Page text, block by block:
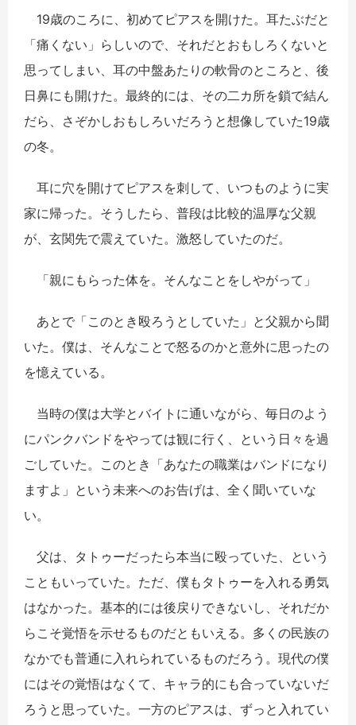
19歳のころに、初めてピアスを開けた。耳たぶだと
「痛くない」らしいので、それだとおもしろくないと
思ってしまい、耳の中盤あたりの軟骨のところと、後
日鼻にも開けた。最終的には、その二カ所を鎖で結ん
だら、さぞかしおもしろいだろうと想像していた19歳
の冬。
耳に穴を開けてピアスを刺して、いつものように実
家に帰った。そうしたら、普段は比較的温厚な父親
が、玄関先で震えていた。激怒していたのだ。
「親にもらった体を。そんなことをしやがって」
あとで「このとき殴ろうとしていた」と父親から聞
いた。僕は、そんなことで怒るのかと意外に思ったの
を憶えている。
当時の僕は大学とバイトに通いながら、毎日のよう
にパンクバンドをやっては観に行く、という日々を過
ごしていた。このとき「あなたの職業はバンドになり
ますよ」という未来へのお告げは、全く聞いていな
い。
父は、タトゥーだったら本当に殴っていた、という
こともいっていた。ただ、僕もタトゥーを入れる勇気
はなかった。基本的には後戻りできないし、それだか
らこそ覚悟を示せるものだともいえる。多くの民族の
なかでも普通に入れられているものだろう。現代の僕
にはその覚悟はなくて、キャラ的にも合っていないだ
ろうと思っていた。一方のピアスは、ずっと入れてい